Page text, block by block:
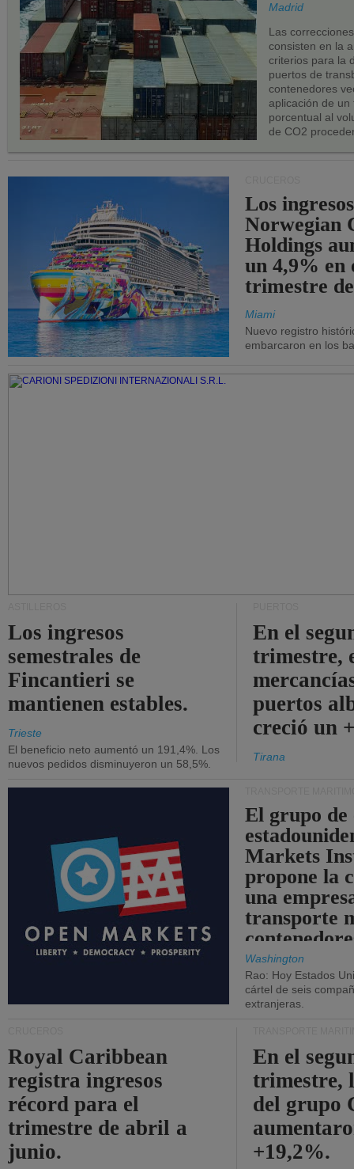
los
UE.
Madrid
Las
consisten en la
criterios para la
puertos de
contenedores
aplicación de
porcentual al
de CO2
Los
Norwegian
Holdings
un 4,9% en
trimestre
Miami
Nuevo registro
embarcaron en los
Los ingresos
semestrales de
Fincantieri se
mantienen estables.
Trieste
El beneficio neto aumentó un 191,4%. Los
nuevos pedidos disminuyeron un 58,5%.
En el
trimestre,
puertos
creció un
Tirana
El grupo de
Markets
propone la
una
transporte
Washington
Rao: Hoy Estados
cártel de seis
extranjeras.
Royal Caribbean
registra ingresos
récord para el
trimestre de abril a
junio.
En el
trimestre,
del grupo
+19,2%.